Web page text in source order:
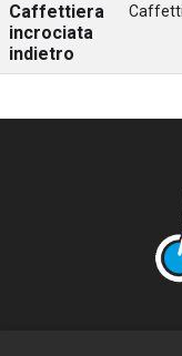
Caffettiera
incrociata
indietro